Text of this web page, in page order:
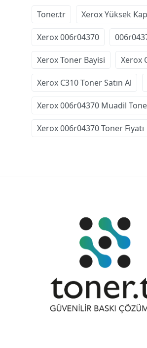
Toner.tr Xerox Yüksek
Xerox 006r04370
Xerox Toner Bayisi Xerox
Xerox C310 Toner Satın Al
Xerox 006r04370 Muadil
Xerox 006r04370 Toner Fiyatı